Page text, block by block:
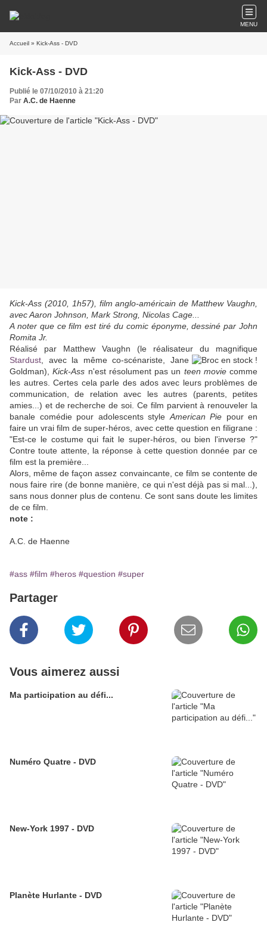
MENU
Accueil » Kick-Ass - DVD
Kick-Ass - DVD
Publié le 07/10/2010 à 21:20
Par A.C. de Haenne
Kick-Ass (2010, 1h57), film anglo-américain de Matthew Vaughn,
avec Aaron Johnson, Mark Strong, Nicolas Cage...
A noter que ce film est tiré du comic éponyme, dessiné par John
Romita Jr.
Réalisé par Matthew Vaughn (le réalisateur du magnifique
Stardust , avec la même co-scénariste, Jane
Goldman),
Kick-Ass n'est résolument pas un teen moviecomme
les autres. Certes cela parle des ados avec leurs problèmes de
communication, de relation avec les autres (parents, petites
amies...) et de recherche de soi. Ce film parvient à renouveler la
banale comédie pour adolescents style American Pie pour en
faire un vrai film de super-héros, avec cette question en filigrane :
"Est-ce le costume qui fait le super-héros, ou bien l'inverse ?"
Contre toute attente, la réponse à cette question donnée par ce
film est la première...
Alors, même de façon assez convaincante, ce film se contente de
nous faire rire (de bonne manière, ce qui n'est déjà pas si mal...),
sans nous donner plus de contenu. Ce sont sans doute les limites
de ce film.
note :
A.C. de Haenne
#ass #film #heros #question #super
Partager
Vous aimerez aussi
Ma participation au défi...
Numéro Quatre - DVD
New-York 1997 - DVD
Planète Hurlante - DVD